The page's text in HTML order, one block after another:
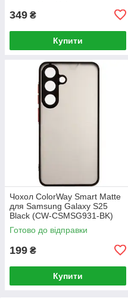
349 ₴
Купити
Чохол ColorWay Smart Matte
для Samsung Galaxy S25
Black (CW-CSMSG931-BK)
Готово до відправки
199 ₴
Купити